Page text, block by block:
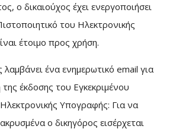
ο δικαιούχος έχει ενεργοποιήσει
του Ηλεκτρονικής
έτοιμο προς χρήση.
ένα ενημερωτικό email για
έκδοσης του Εγκεκριμένου
Υπογραφής: Για να
ο δικηγόρος εισέρχεται